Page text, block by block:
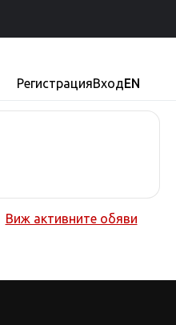
РегистрацияВходEN
Виж активните обяви